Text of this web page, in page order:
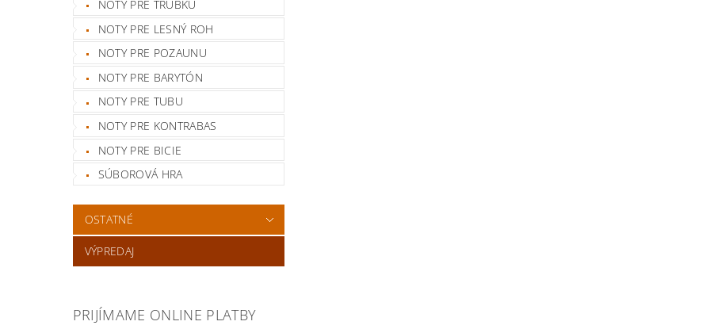
NOTY PRE TRÚBKU
NOTY PRE LESNÝ ROH
NOTY PRE POZAUNU
NOTY PRE BARYTÓN
NOTY PRE TUBU
NOTY PRE KONTRABAS
NOTY PRE BICIE
SÚBOROVÁ HRA
OSTATNÉ
VÝPREDAJ
PRIJÍMAME ONLINE PLATBY